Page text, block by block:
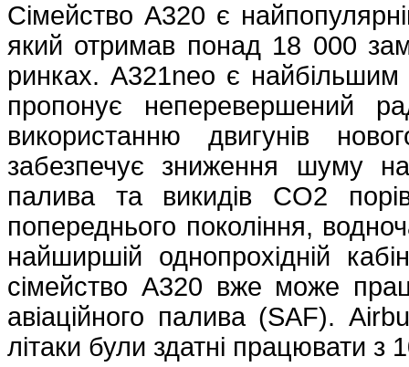
Сімейство A320 є
який отримав понад 18 000
ринках. A321neo є
пропонує неперевершений
використанню двигунів
забезпечує зниження шуму
палива та викидів CO2
попереднього покоління,
найширшій однопрохідній
сімейство A320 вже може
авіаційного палива (SAF).
літаки були здатні працювати з